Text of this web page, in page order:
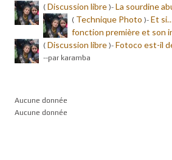
( Discussion libre )- La sourdine
( Technique Photo )- Et
fonction première et son
( Discussion libre )- Fotoco est-il
--par karamba
Aucune donnée
Aucune donnée